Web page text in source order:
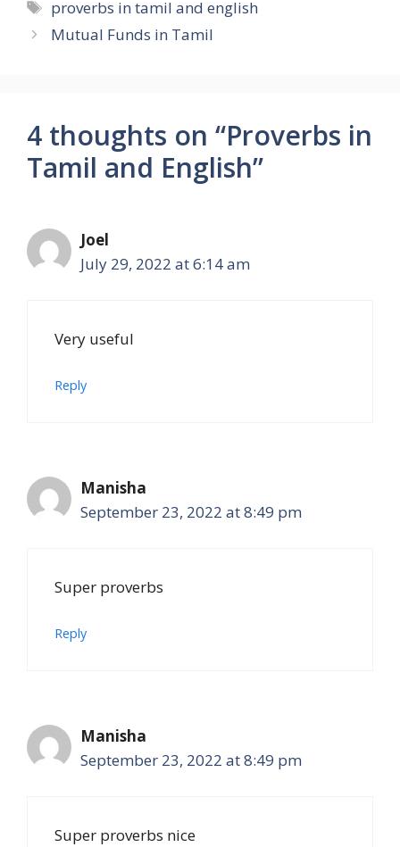
proverbs in tamil and english
Mutual Funds in Tamil
4 thoughts on “Proverbs in
Tamil and English”
Joel
July 29, 2022 at 6:14 am
Very useful
Reply
Manisha
September 23, 2022 at 8:49 pm
Super proverbs
Reply
Manisha
September 23, 2022 at 8:49 pm
Super proverbs nice